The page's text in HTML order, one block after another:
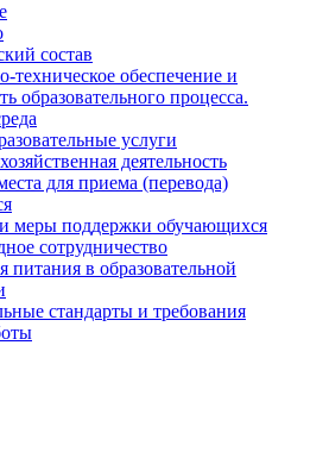
состав
техническое обеспечение и
образовательного процесса.
услуги
деятельность
для приема (перевода)
меры поддержки обучающихся
сотрудничество
питания в образовательной
стандарты и требования